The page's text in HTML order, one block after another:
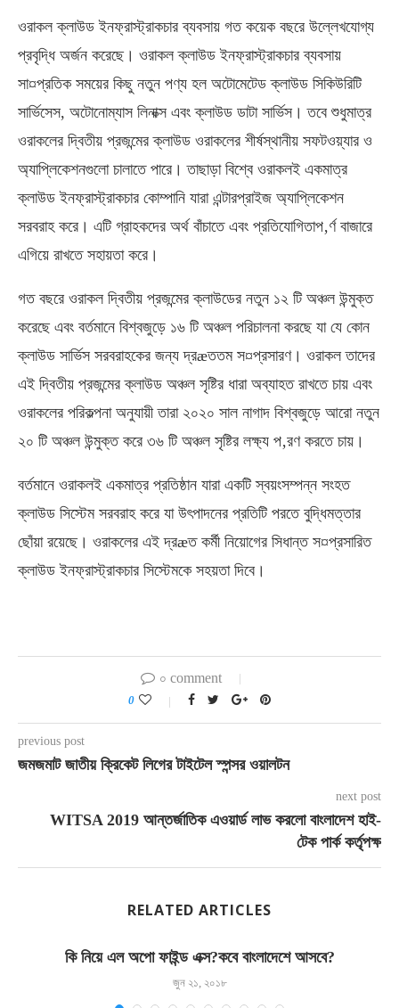
ওরাকল ক্লাউড ইনফ্রাস্ট্রাকচার ব্যবসায় গত কয়েক বছরে উল্লেখযোগ্য
প্রবৃদ্ধি অর্জন করেছে। ওরাকল ক্লাউড ইনফ্রাস্ট্রাকচার ব্যবসায়
সা¤প্রতিক সময়ের কিছু নতুন পণ্য হল অটোমেটেড ক্লাউড সিকিউরিটি
সার্ভিসেস, অটোনোম্যাস লিনাক্স এবং ক্লাউড ডাটা সার্ভিস। তবে শুধুমাত্র
ওরাকলের দ্বিতীয় প্রজন্মের ক্লাউড ওরাকলের শীর্ষস্থানীয় সফটওয়্যার ও
অ্যাপ্লিকেশনগুলো চালাতে পারে। তাছাড়া বিশ্বে ওরাকলই একমাত্র
ক্লাউড ইনফ্রাস্ট্রাকচার কোম্পানি যারা এন্টারপ্রাইজ অ্যাপ্লিকেশন
সরবরাহ করে। এটি গ্রাহকদের অর্থ বাঁচাতে এবং প্রতিযোগিতাপ‚র্ণ বাজারে
এগিয়ে রাখতে সহায়তা করে।
গত বছরে ওরাকল দ্বিতীয় প্রজন্মের ক্লাউডের নতুন ১২ টি অঞ্চল উন্মুক্ত
করেছে এবং বর্তমানে বিশ্বজুড়ে ১৬ টি অঞ্চল পরিচালনা করছে যা যে কোন
ক্লাউড সার্ভিস সরবরাহকের জন্য দ্রæততম স¤প্রসারণ। ওরাকল তাদের
এই দ্বিতীয় প্রজন্মের ক্লাউড অঞ্চল সৃষ্টির ধারা অব্যাহত রাখতে চায় এবং
ওরাকলের পরিকল্পনা অনুযায়ী তারা ২০২০ সাল নাগাদ বিশ্বজুড়ে আরো নতুন
২০ টি অঞ্চল উন্মুক্ত করে ৩৬ টি অঞ্চল সৃষ্টির লক্ষ্য প‚রণ করতে চায়।
বর্তমানে ওরাকলই একমাত্র প্রতিষ্ঠান যারা একটি স্বয়ংসম্পন্ন সংহত
ক্লাউড সিস্টেম সরবরাহ করে যা উৎপাদনের প্রতিটি পরতে বুদ্ধিমত্তার
ছোঁয়া রয়েছে। ওরাকলের এই দ্রæত কর্মী নিয়োগের সিধান্ত স¤প্রসারিত
ক্লাউড ইনফ্রাস্ট্রাকচার সিস্টেমকে সহয়তা দিবে।
০ comment
0
previous post
জমজমাট জাতীয় ক্রিকেট লিগের টাইটেল স্পন্সর ওয়ালটন
next post
WITSA 2019 আন্তর্জাতিক এওয়ার্ড লাভ করলো বাংলাদেশ হাই-
টেক পার্ক কর্তৃপক্ষ
RELATED ARTICLES
কি নিয়ে এল অপো ফাইন্ড এক্স?কবে বাংলাদেশে আসবে?
জুন ২১, ২০১৮